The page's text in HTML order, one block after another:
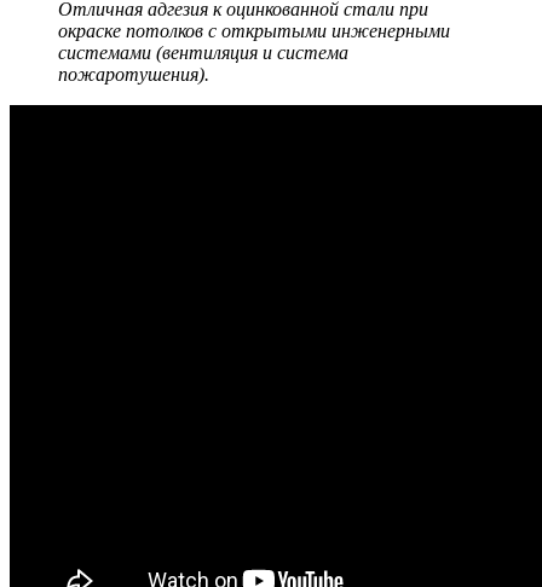
Отличная адгезия к оцинкованной стали при
окраске потолков с открытыми инженерными
системами (вентиляция и система
пожаротушения).